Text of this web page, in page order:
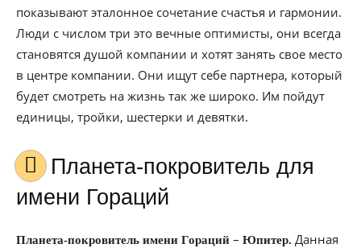
показывают эталонное сочетание счастья и гармонии.
Люди с числом три это вечные оптимисты, они всегда
становятся душой компании и хотят занять свое место
в центре компании. Они ищут себе партнера, который
будет смотреть на жизнь так же широко. Им пойдут
единицы, тройки, шестерки и девятки.
Планета-покровитель для
имени Гораций
Планета-покровитель имени Гораций – Юпитер. Данная